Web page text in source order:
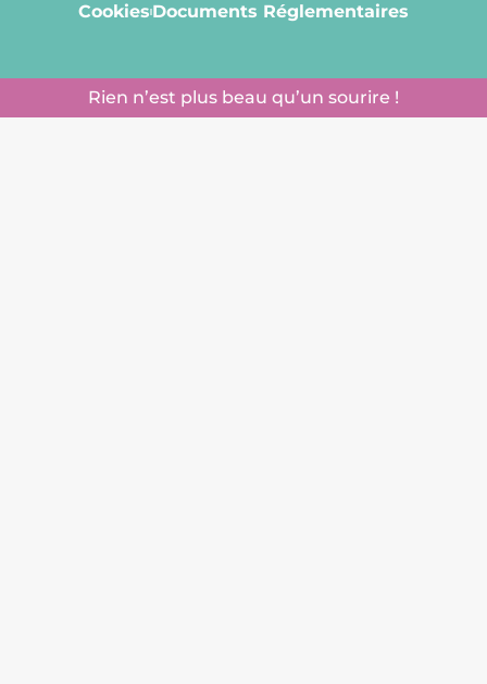
Cookies Documents Réglementaires​
Rien n’est plus beau qu’un sourire !